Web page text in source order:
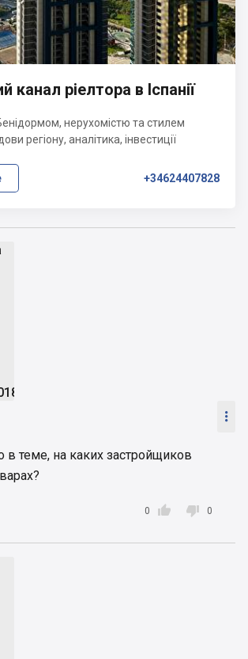

в теме, на каких застройщиков

0  0
канал ріелтора в Іспанії
нерухомістю та стилем
регіону, аналітика, інвестиції
+34624407828